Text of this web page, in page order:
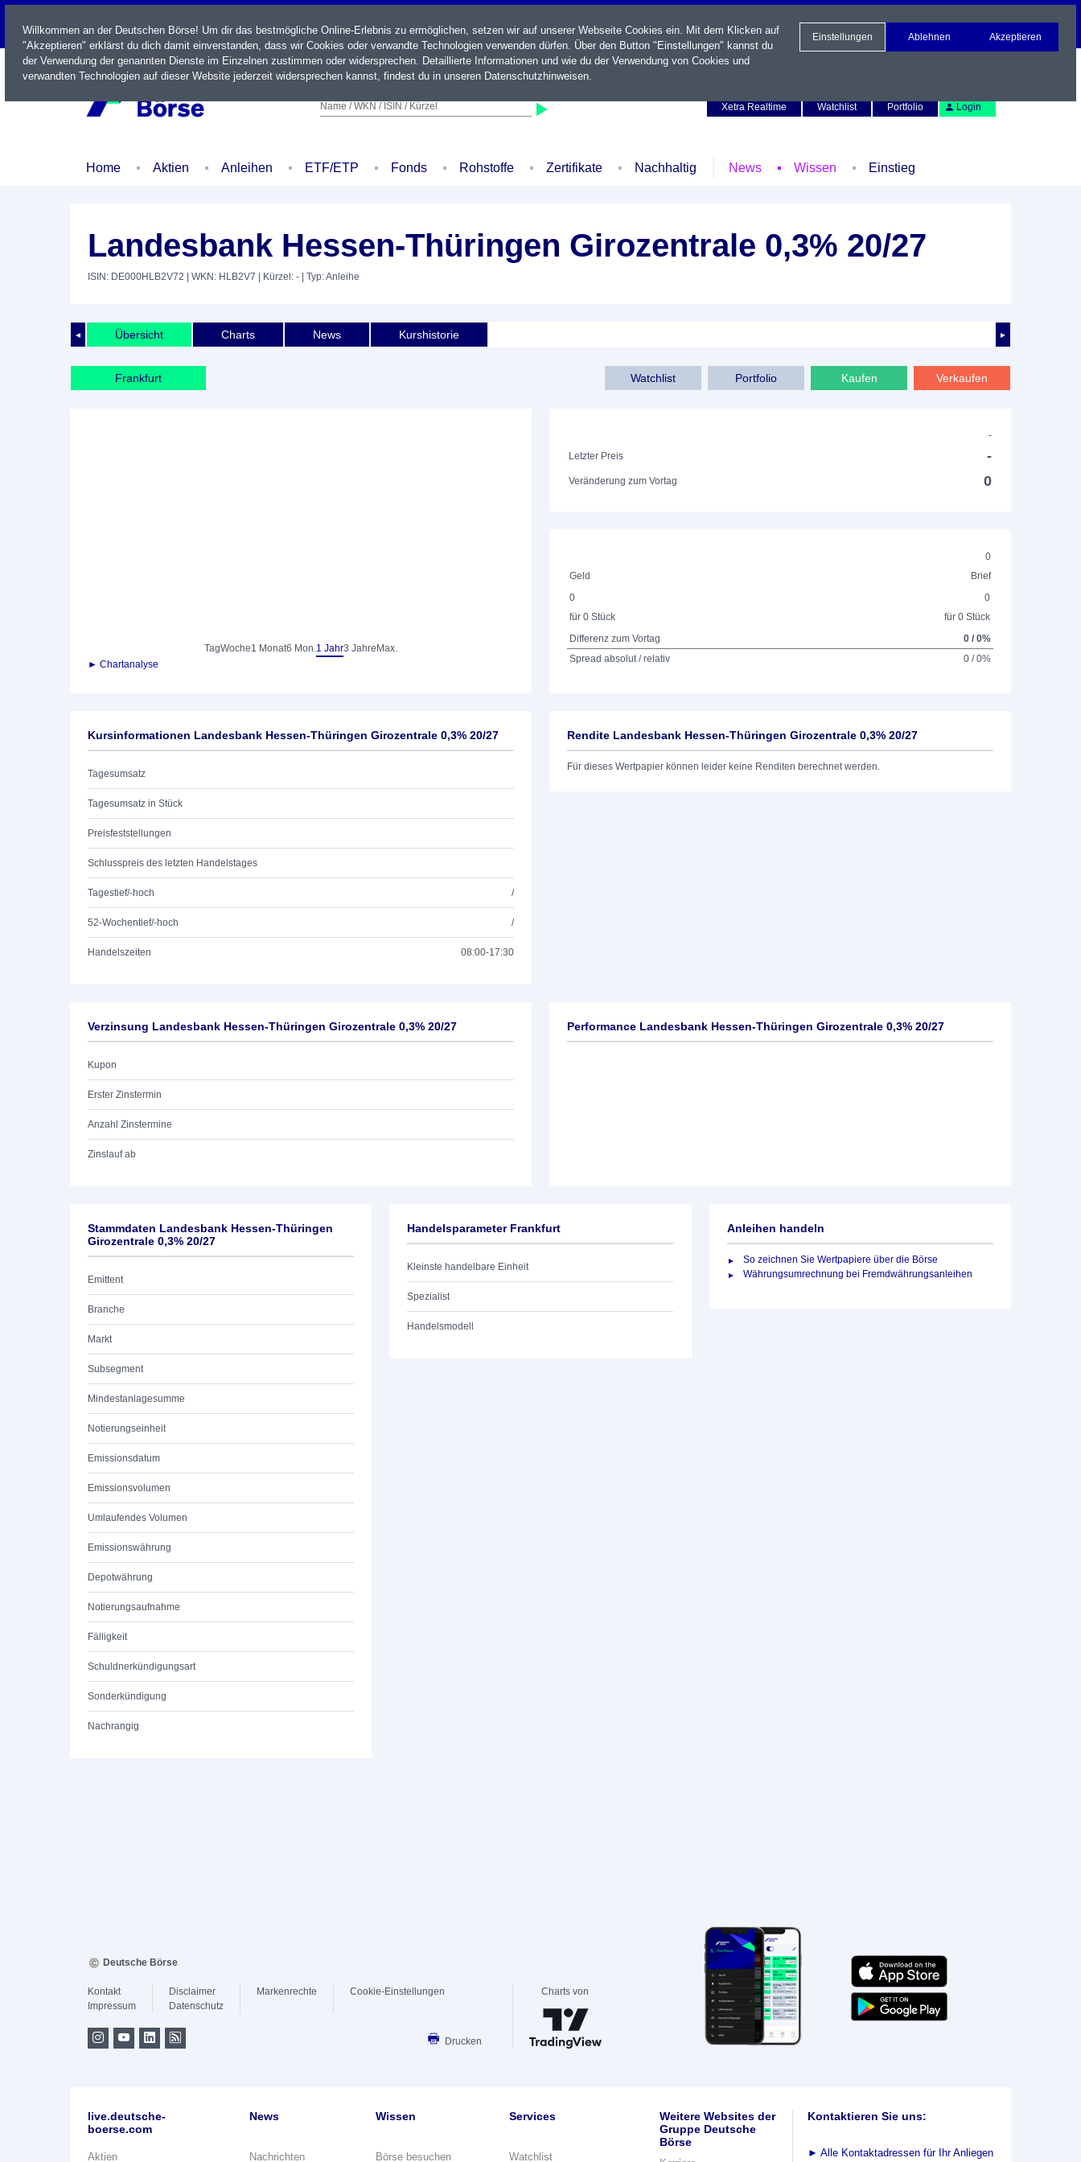
LIVE
Name / WKN / ISIN / Kürzel
Xetra Realtime
Watchlist Portfolio Login
Home Aktien Anleihen ETF/ETP Fonds Rohstoffe Zertifikate Nachhaltig News Wissen Einstieg
Landesbank Hessen-Thüringen Girozentrale 0,3% 20/27
ISIN: DE000HLB2V72 | WKN: HLB2V7 | Kürzel: - | Typ: Anleihe
◄ ►
Übersicht Charts News Kurshistorie
Frankfurt Verkaufen
Kaufen
Portfolio
Watchlist
TagWoche1 Monat6 Mon.1 Jahr3 Jahre Max.
► Chartanalyse
-
Letzter Preis
-
Veränderung zum Vortag 0
0
Geld
Brief
0
für 0 Stück
0
für 0 Stück
Differenz zum Vortag
0 / 0%
Spread absolut / relativ
0 / 0%
Kursinformationen Landesbank Hessen-Thüringen Girozentrale 0,3% 20/27
Tagesumsatz
Tagesumsatz in Stück
Preisfeststellungen
Schlusspreis des letzten Handelstages
Tagestief/-hoch /
52-Wochentief/-hoch /
Handelszeiten 08:00-17:30
Rendite Landesbank Hessen-Thüringen Girozentrale 0,3% 20/27
Für dieses Wertpapier können leider keine Renditen berechnet werden.
Verzinsung Landesbank Hessen-Thüringen Girozentrale 0,3% 20/27
Kupon
Erster Zinstermin
Anzahl Zinstermine
Zinslauf ab
Performance Landesbank Hessen-Thüringen Girozentrale 0,3% 20/27
Stammdaten Landesbank Hessen-Thüringen
Girozentrale 0,3% 20/27
Emittent
Branche
Markt
Subsegment
Mindestanlagesumme
Notierungseinheit
Emissionsdatum
Emissionsvolumen
Umlaufendes Volumen
Emissionswährung
Depotwährung
Notierungsaufnahme
Fälligkeit
Schuldnerkündigungsart
Sonderkündigung
Nachrangig
Handelsparameter Frankfurt
Kleinste handelbare Einheit
Spezialist
Handelsmodell
Anleihen handeln
So zeichnen Sie Wertpapiere über die Börse
Währungsumrechnung bei Fremdwährungsanleihen
Willkommen an der Deutschen Börse! Um dir das bestmögliche Online-Erlebnis zu ermöglichen, setzen wir auf unserer Webseite Cookies ein. Mit dem Klicken auf
"Akzeptieren" erklärst du dich damit einverstanden, dass wir Cookies oder verwandte Technologien verwenden dürfen. Über den Button "Einstellungen" kannst du
der Verwendung der genannten Dienste im Einzelnen zustimmen oder widersprechen. Detaillierte Informationen und wie du der Verwendung von Cookies und
verwandten Technologien auf dieser Website jederzeit widersprechen kannst, findest du in unseren Datenschutzhinweisen.
Einstellungen Ablehnen Akzeptieren
Deutsche Börse
Kontakt
Impressum
Disclaimer
Datenschutz
Markenrechte Cookie-Einstellungen
Drucken
Charts von
live.deutsche-
boerse.com
Aktien
News
Nachrichten
Wissen
Börse besuchen
Services
Watchlist
Weitere Websites der
Gruppe Deutsche
Börse
Kontaktieren Sie uns:
► Alle Kontaktadressen für Ihr Anliegen